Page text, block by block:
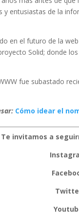
entusiastas de la
en el futuro de la
Solid; donde
fue subastado
Cómo idear el
Te invitamos a